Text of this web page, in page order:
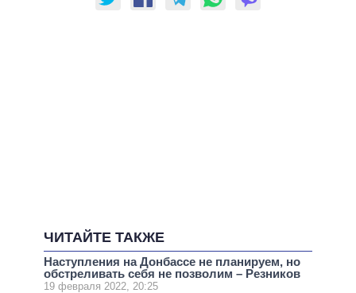
ЧИТАЙТЕ ТАКЖЕ
Наступления на Донбассе не планируем, но
обстреливать себя не позволим – Резников
19 февраля 2022, 20:25